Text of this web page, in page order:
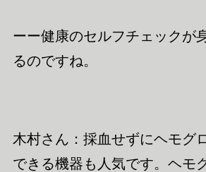
ーー健康のセルフチェックが
るのですね。
木村さん：採血せずにヘモグ
できる機器も人気です。ヘモ